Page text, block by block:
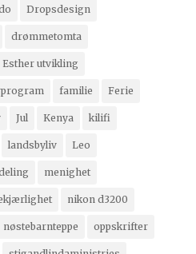
Dropsdesign
drømmetomta
Esther utvikling
familie Ferie
Jul Kenya kilifi
landsbyliv Leo
menighet
nikon d3200
nøstebarnteppe oppskrifter